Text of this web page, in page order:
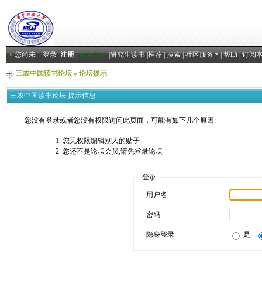
»您尚未登录 注册|返回主站|研究生读书|推荐|搜索|社区服务 |帮助|订阅
三农中国读书论坛» 论坛提示
三农中国读书论坛 提示信息
您没有登录或者您没有权限访问此页面，可能有如下几个原因:
您无权限编辑别人的贴子
您还不是论坛会员,请先登录论坛
登录
用户名
密码
隐身登录 是